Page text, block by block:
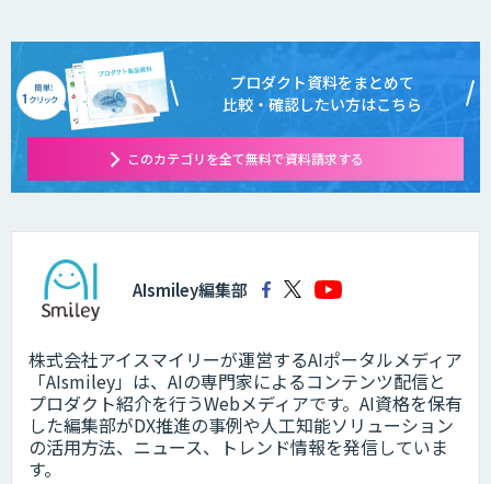
プロダクト資料をまとめて
比較・確認したい方はこちら
このカテゴリを全て無料で資料請求する
AIsmiley編集部
株式会社アイスマイリーが運営するAIポータルメディア
「AIsmiley」は、AIの専門家によるコンテンツ配信と
プロダクト紹介を行うWebメディアです。AI資格を保有
した編集部がDX推進の事例や人工知能ソリューション
の活用方法、ニュース、トレンド情報を発信していま
す。